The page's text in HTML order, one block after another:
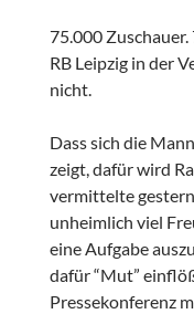
75.000
RB Leipzig in der
nicht.
Dass sich die
zeigt, dafür wird
vermittelte
unheimlich viel
eine Aufgabe
dafür “Mut”
Pressekonferenz